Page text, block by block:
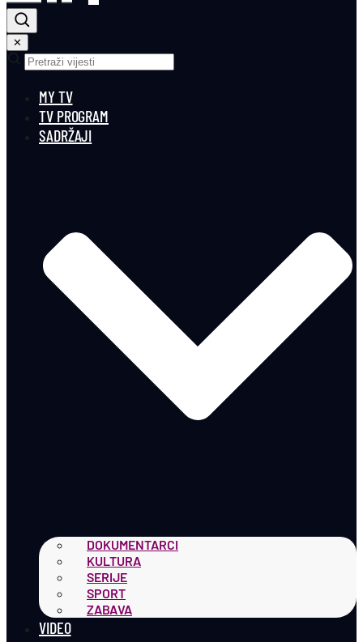
✕
MY TV
TV PROGRAM
SADRŽAJI
DOKUMENTARCI
KULTURA
SERIJE
SPORT
ZABAVA
VIDEO